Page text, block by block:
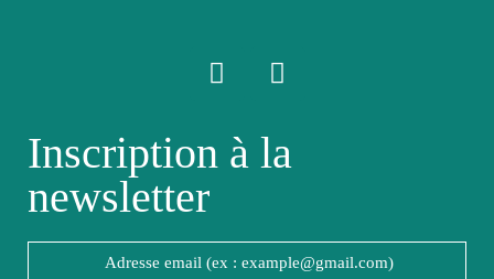
Inscription à la
newsletter